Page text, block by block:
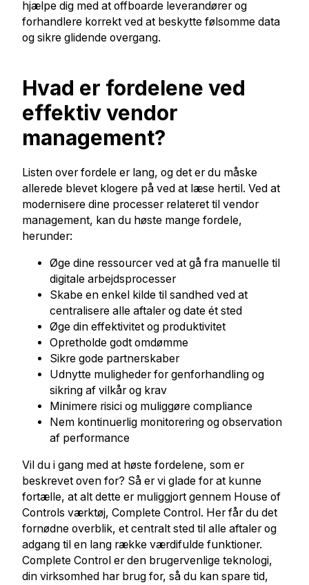
hjælpe dig med at offboarde leverandører og
forhandlere korrekt ved at beskytte følsomme data
og sikre glidende overgang.
Hvad er fordelene ved
effektiv vendor
management?
Listen over fordele er lang, og det er du måske
allerede blevet klogere på ved at læse hertil. Ved at
modernisere dine processer relateret til vendor
management, kan du høste mange fordele,
herunder:
Øge dine ressourcer ved at gå fra manuelle til
digitale arbejdsprocesser
Skabe en enkel kilde til sandhed ved at
centralisere alle aftaler og date ét sted
Øge din effektivitet og produktivitet
Opretholde godt omdømme
Sikre gode partnerskaber
Udnytte muligheder for genforhandling og
sikring af vilkår og krav
Minimere risici og muliggøre compliance
Nem kontinuerlig monitorering og observation
af performance
Vil du i gang med at høste fordelene, som er
beskrevet oven for? Så er vi glade for at kunne
fortælle, at alt dette er muliggjort gennem House of
Controls værktøj, Complete Control. Her får du det
fornødne overblik, et centralt sted til alle aftaler og
adgang til en lang række værdifulde funktioner.
Complete Control er den brugervenlige teknologi,
din virksomhed har brug for, så du kan spare tid,